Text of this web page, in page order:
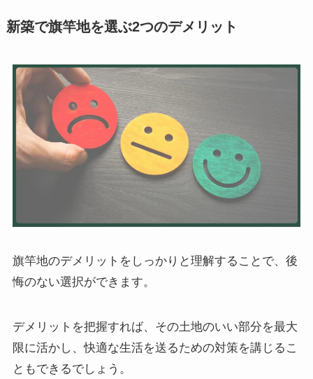
新築で旗竿地を選ぶ2つのデメリット
旗竿地のデメリットをしっかりと理解することで、後
悔のない選択ができます。
デメリットを把握すれば、その土地のいい部分を最大
限に活かし、快適な生活を送るための対策を講じるこ
ともできるでしょう。